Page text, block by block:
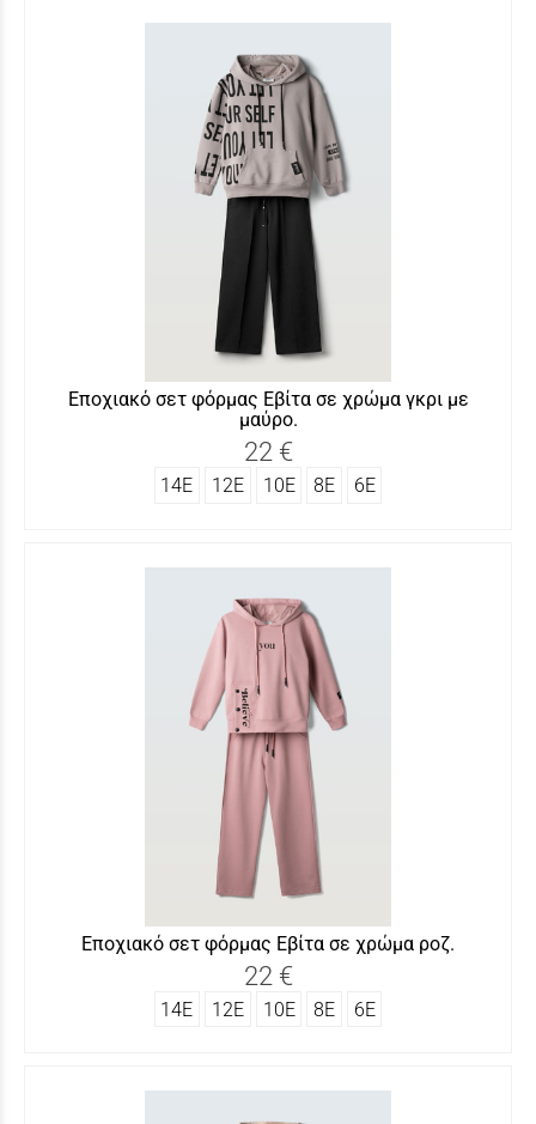
Εποχιακό σετ φόρμας Εβίτα σε χρώμα γκρι με
μαύρο.
22 €
14Ε 12Ε 10Ε 8Ε 6Ε
Εποχιακό σετ φόρμας Εβίτα σε χρώμα ροζ.
22 €
14Ε 12Ε 10Ε 8Ε 6Ε